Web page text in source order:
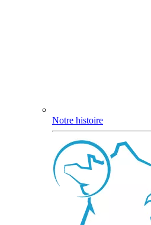
Notre histoire